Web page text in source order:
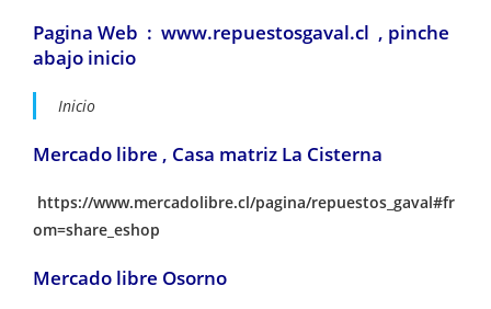
Pagina Web : www.repuestosgaval.cl , pinche
abajo inicio
Inicio
Mercado libre , Casa matriz La Cisterna
https://www.mercadolibre.cl/pagina/repuestos_gaval#fr
om=share_eshop
Mercado libre Osorno